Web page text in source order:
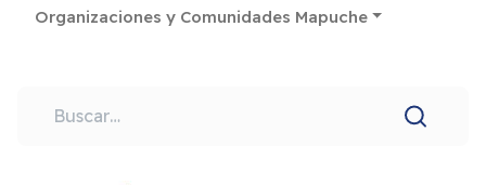
Organizaciones y Comunidades Mapuche